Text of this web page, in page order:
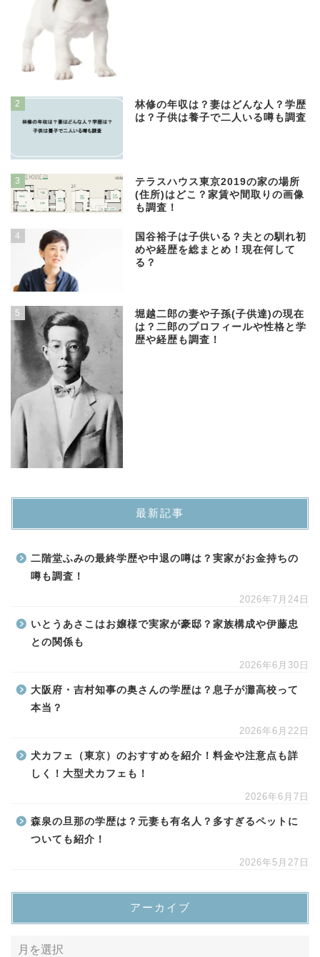
2
林修の年収は？妻はどんな人？学歴
は？子供は養子で二人いる噂も調査
3
テラスハウス東京2019の家の場所
(住所)はどこ？家賃や間取りの画像
も調査！
4
国谷裕子は子供いる？夫との馴れ初
めや経歴を総まとめ！現在何して
る？
5
堀越二郎の妻や子孫(子供達)の現在
は？二郎のプロフィールや性格と学
歴や経歴も調査！
最新記事
二階堂ふみの最終学歴や中退の噂は？実家がお金持ちの
噂も調査！
2026年7月24日
いとうあさこはお嬢様で実家が豪邸？家族構成や伊藤忠
との関係も
2026年6月30日
大阪府・吉村知事の奥さんの学歴は？息子が灘高校って
本当？
2026年6月22日
犬カフェ（東京）のおすすめを紹介！料金や注意点も詳
しく！大型犬カフェも！
2026年6月7日
森泉の旦那の学歴は？元妻も有名人？多すぎるペットに
ついても紹介！
2026年5月27日
アーカイブ